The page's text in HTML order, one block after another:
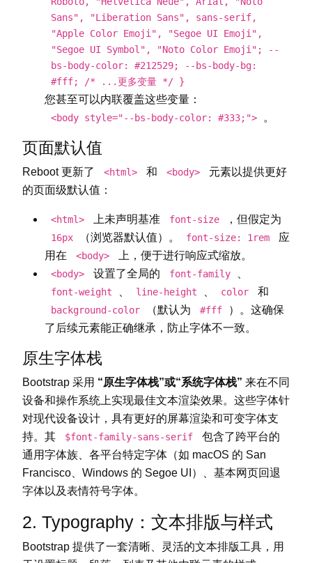
Sans", "Liberation Sans", sans-serif,
"Apple Color Emoji", "Segoe UI Emoji",
"Segoe UI Symbol", "Noto Color Emoji"; --
bs-body-color: #212529; --bs-body-bg:
#fff; /* ...更多变量 */ }
您甚至可以内联覆盖这些变量：
<body style="--bs-body-color: #333;"> 。
页面默认值
Reboot 更新了 <html> 和 <body>
元素以提供更好
的页面级默认值：
<html> 上未声明基准 font-size ，但假定为
16px （浏览器默认值）。 font-size: 1rem
应
用在
<body> 上，便于进行响应式缩放。
<body> 设置了全局的 font-family
font-weight line-height color 和
background-color （默认为 #fff
）。这确保
了后续元素能正确继承，防止字体不一致。
原生字体栈
Bootstrap 采用 “原生字体栈”或“系统字体栈” 来在不同
设备和操作系统上实现最佳文本渲染效果。这些字体针
对现代设备设计，具有更好的屏幕渲染和可变字体支
持。其
$font-family-sans-serif
包含了跨平台的
通用字体族、各平台特定字体（如 macOS 的 San
Francisco、Windows 的 Segoe UI）、基本网页回退
字体以及表情符号字体。
2. Typography：文本排版与样式
Bootstrap 提供了一套清晰、灵活的文本排版工具，用